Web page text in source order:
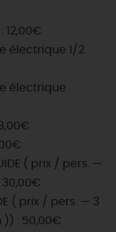
12,00€
électrique 1/2
électrique
( prix / pers. —
30,00€
( prix / pers. — 3
)) : 50,00€